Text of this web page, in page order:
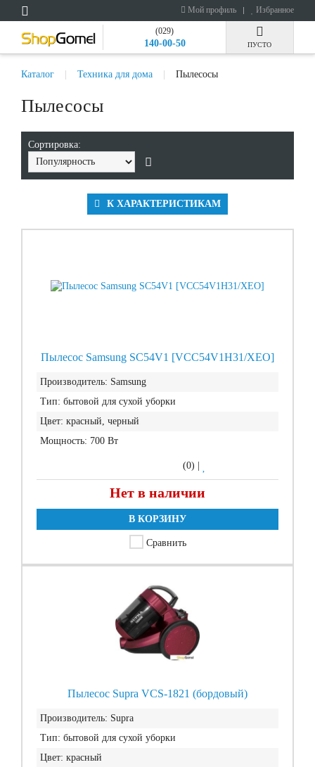
Мой профиль Избранное
(029)
140-00-50 ПУСТО
Каталог Техника для дома Пылесосы
Пылесосы
Сортировка:
К ХАРАКТЕРИСТИКАМ
Пылесос Samsung SC54V1 [VCC54V1H31/XEO]
Производитель: Samsung
Тип: бытовой для сухой уборки
Цвет: красный, черный
Мощность: 700 Вт
(0)
Нет в наличии
В КОРЗИНУ
Сравнить
Пылесос Supra VCS-1821 (бордовый)
Производитель: Supra
Тип: бытовой для сухой уборки
Цвет: красный